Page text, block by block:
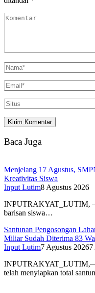
Baca Juga
Menjelang 17 Agustus,
Kreativitas Siswa
Input Lutim8 Agustus 2026
INPUTRAKYAT_LUTIM, —
barisan siswa…
Santunan Pengosongan
Miliar Sudah Diterima 83
Input Lutim7 Agustus 20267
telah menyiapkan total